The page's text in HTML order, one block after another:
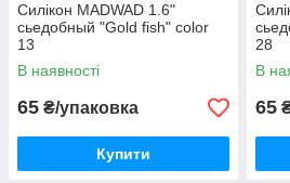
Силікон MADWAD 1.6"
сьедобный "Gold fish" color
13
В наявності
65 ₴/упаковка
Купити
28
В
65